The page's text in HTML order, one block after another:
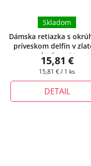
Dámska retiazka s
príveskom delfín v
prevedení+ pri tomto
produkte si môžete
dĺžku retiazky
Skladom
15,81 €
Jednotková
cena:
15,81 € / 1 ks
DETAIL